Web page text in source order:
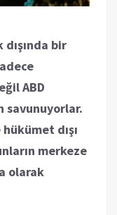
bir
ABD
savunuyorlar.
dışı
merkeze
olarak